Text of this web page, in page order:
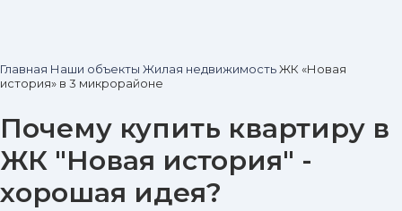
Главная Наши объекты Жилая недвижимостьЖК «Новая
история» в 3 микрорайоне
Почему купить квартиру в
ЖК "Новая история" -
хорошая идея?